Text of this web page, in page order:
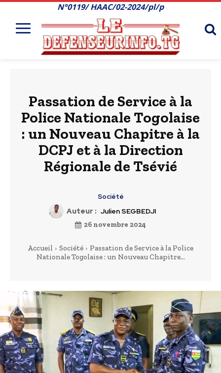
N°0119/ HAAC/02-2024/pl/p
Passation de Service à la
Police Nationale Togolaise
: un Nouveau Chapitre à la
DCPJ et à la Direction
Régionale de Tsévié
Société
Auteur : Julien SEGBEDJI
26 novembre 2024
Accueil Société
Passation de Service à la Police
Nationale Togolaise : un Nouveau Chapitre...